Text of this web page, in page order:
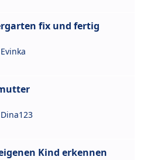
fix und fertig
Evinka
Dina123
Kind erkennen